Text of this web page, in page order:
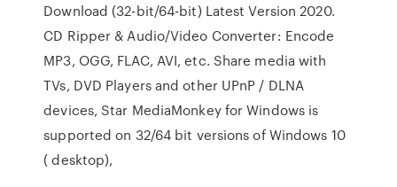
Download (32-bit/64-bit) Latest Version 2020.
CD Ripper & Audio/Video Converter: Encode
MP3, OGG, FLAC, AVI, etc. Share media with
TVs, DVD Players and other UPnP / DLNA
devices, Star MediaMonkey for Windows is
supported on 32/64 bit versions of Windows 10
( desktop),